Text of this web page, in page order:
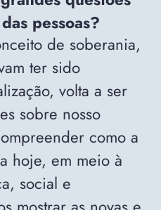
pessoas?
de soberania,
ter sido
volta a ser
sobre nosso
como a
hoje, em meio à
social e